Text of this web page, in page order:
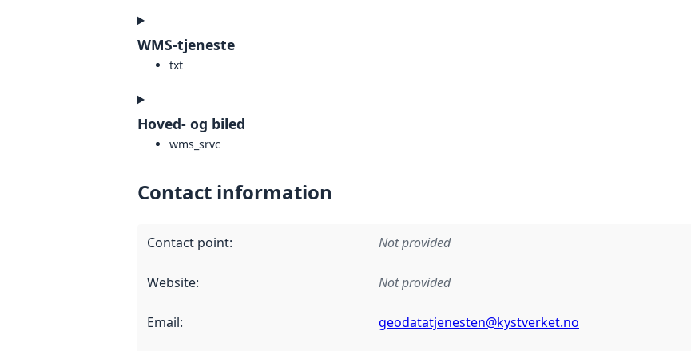
WMS-tjeneste
txt
Hoved- og biled
wms_srvc
Contact information
Contact point: Not provided
Website: Not provided
Email: geodatatjenesten@kystverket.no